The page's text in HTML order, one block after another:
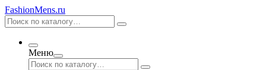
FashionMens.ru
Меню